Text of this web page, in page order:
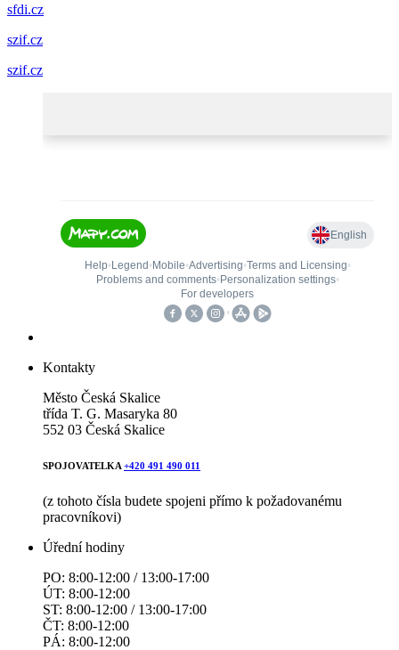
sfdi.cz
szif.cz
szif.cz
Kontakty
Město Česká Skalice
třída T. G. Masaryka 80
552 03 Česká Skalice
SPOJOVATELKA +420 491 490 011
(z tohoto čísla budete spojeni přímo k požadovanému
pracovníkovi)
Úřední hodiny
PO: 8:00-12:00 / 13:00-17:00
ÚT: 8:00-12:00
ST: 8:00-12:00 / 13:00-17:00
ČT: 8:00-12:00
PÁ: 8:00-12:00